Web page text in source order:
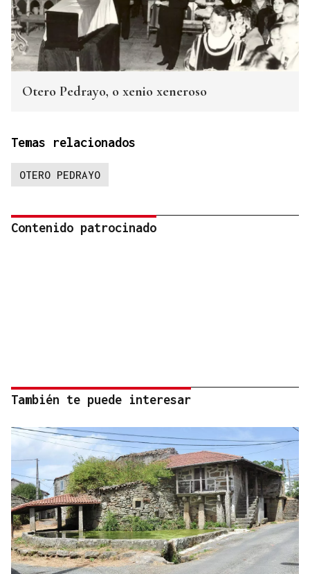
Otero Pedrayo, o xenio xeneroso
Temas relacionados
OTERO PEDRAYO
Contenido patrocinado
También te puede interesar